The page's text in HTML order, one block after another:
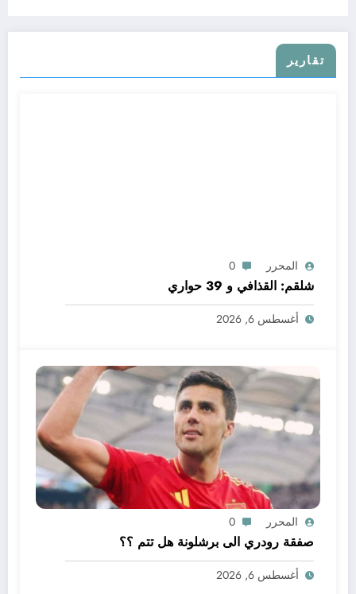
تقارير
المحرر 0
شلقم: القذافي و 39 حواري
أغسطس 6, 2026
المحرر 0
صفقة رودري الى برشلونة هل تتم ؟؟
أغسطس 6, 2026